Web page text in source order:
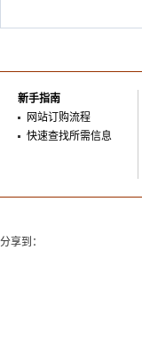
新手指南
网站订购流程
快速查找所需信息
分享到：